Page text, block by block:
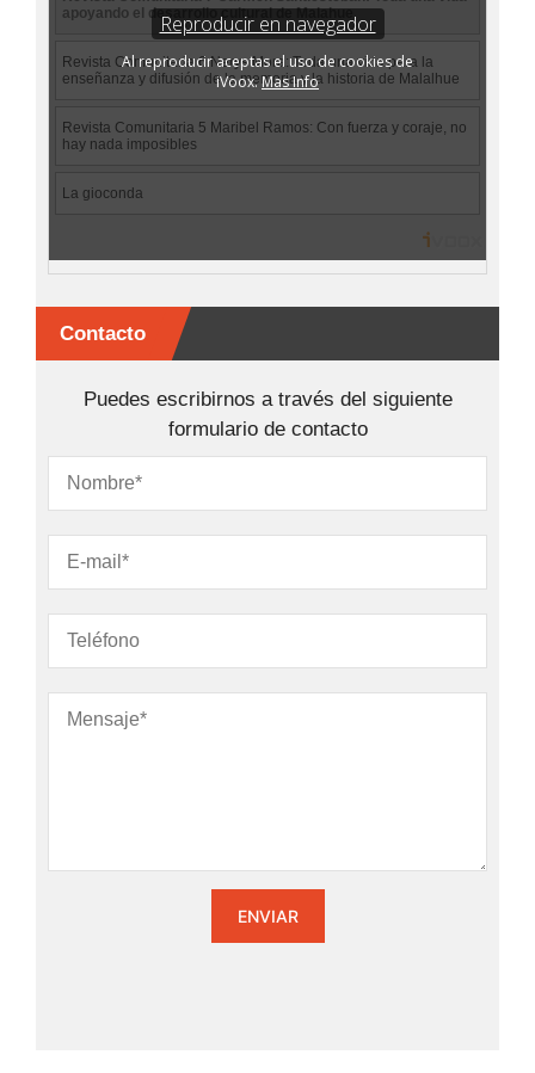
Contacto
Puedes escribirnos a través del siguiente
formulario de contacto